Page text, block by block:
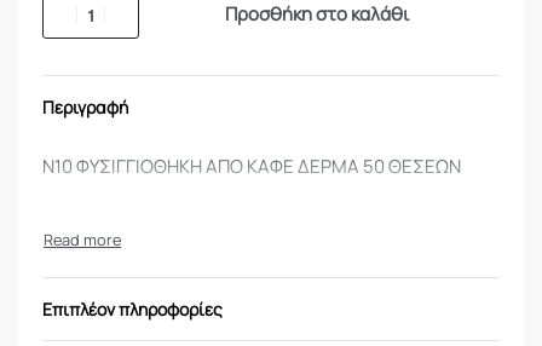
Προσθήκη στο καλάθι
Περιγραφή
Ν10 ΦΥΣΙΓΓΙΟΘΗΚΗ ΑΠΟ ΚΑΦΕ ΔΕΡΜΑ 50 ΘΕΣΕΩΝ
Επιπλέον πληροφορίες